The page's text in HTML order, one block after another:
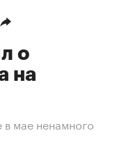
о
на
мае ненамного